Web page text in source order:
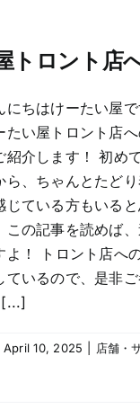
トロント店
にちはけーたい屋
たい屋トロント店
紹介します！ 初め
ら、ちゃんとたど
じている方もいる
この記事を読めば
よ！ トロント店へ
ているので、是非
April 10, 2025 店舗・